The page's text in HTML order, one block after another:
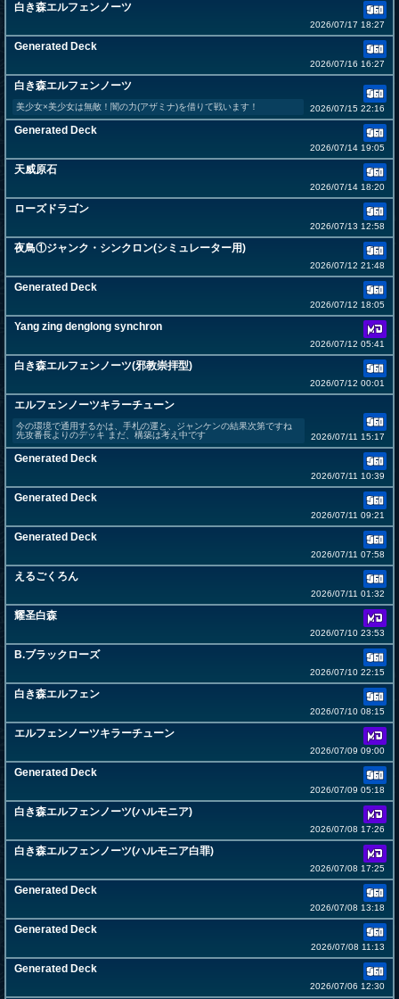
白き森エルフェンノーツ
2026/07/17 18:27
Generated Deck
2026/07/16 16:27
白き森エルフェンノーツ
美少女×美少女は無敵！闇の力(アザミナ)を借りて戦います！ 2026/07/15 22:16
Generated Deck
2026/07/14 19:05
天威原石
2026/07/14 18:20
ローズドラゴン
2026/07/13 12:58
夜鳥①ジャンク・シンクロン(シミュレーター用)
2026/07/12 21:48
Generated Deck
2026/07/12 18:05
Yang zing denglong synchron
2026/07/12 05:41
白き森エルフェンノーツ(邪教崇拝型)
2026/07/12 00:01
エルフェンノーツキラーチューン
今の環境で通用するかは、手札の運と、ジャンケンの結果次第ですね
先攻番長よりのデッキ まだ、構築は考え中です
2026/07/11 15:17
Generated Deck
2026/07/11 10:39
Generated Deck
2026/07/11 09:21
Generated Deck
2026/07/11 07:58
えるごくろん
2026/07/11 01:32
耀圣白森
2026/07/10 23:53
B.ブラックローズ
2026/07/10 22:15
白き森エルフェン
2026/07/10 08:15
エルフェンノーツキラーチューン
2026/07/09 09:00
Generated Deck
2026/07/09 05:18
白き森エルフェンノーツ(ハルモニア)
2026/07/08 17:26
白き森エルフェンノーツ(ハルモニア白罪)
2026/07/08 17:25
Generated Deck
2026/07/08 13:18
Generated Deck
2026/07/08 11:13
Generated Deck
2026/07/06 12:30